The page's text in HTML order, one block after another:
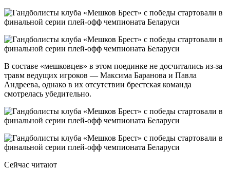
В составе «мешковцев» в этом поединке не досчитались из-за
травм ведущих игроков — Максима Баранова и Павла
Андреева, однако в их отсутствии брестская команда
смотрелась убедительно.
Сейчас читают